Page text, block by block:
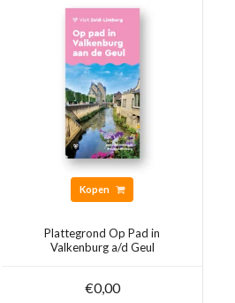
Kopen
Plattegrond Op Pad in
Valkenburg a/d Geul
€0,00